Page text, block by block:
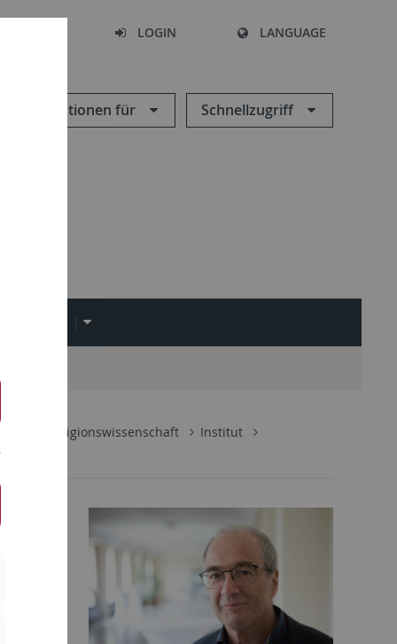
LOGIN LANGUAGE
Informationen für Schnellzugriff
für Religionswissenschaft
Institut